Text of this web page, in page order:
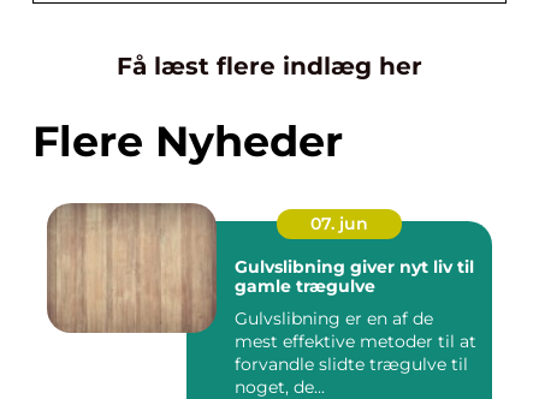
Få læst flere indlæg her
Flere Nyheder
07. jun
Gulvslibning giver nyt liv til
gamle trægulve
Gulvslibning er en af de
mest effektive metoder til at
forvandle slidte trægulve til
noget, de...